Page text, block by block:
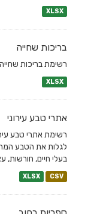
XLSX
בריכות שחייה
רשימת בריכות שחייה
XLSX
אתרי טבע עירוני
לגלות את הטבע
בעלי חיים, חורשות,
XLSX CSV